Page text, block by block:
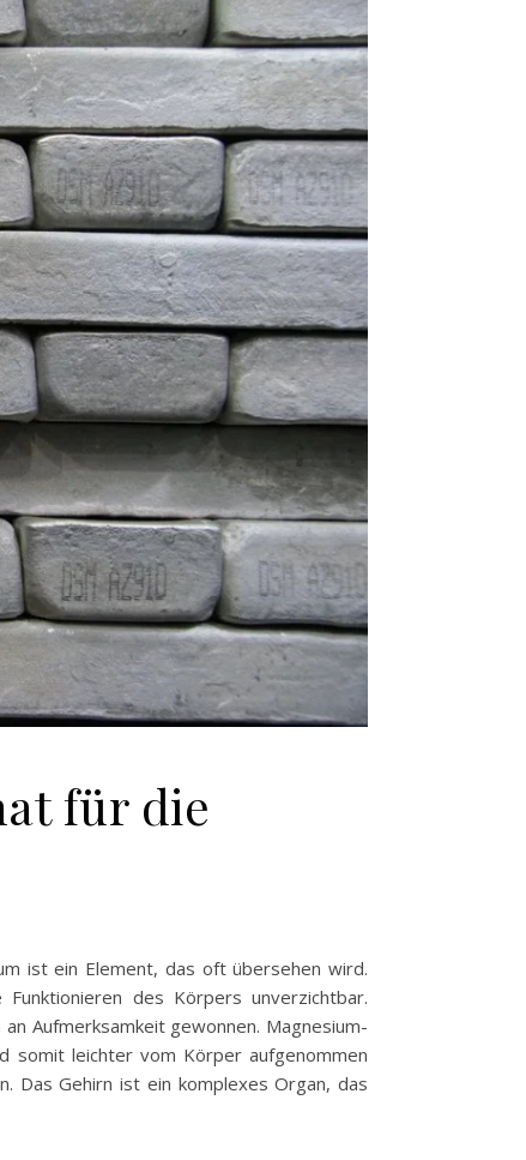
für die
ist ein Element, das oft übersehen wird.
des Körpers unverzichtbar.
Aufmerksamkeit gewonnen. Magnesium-
somit leichter vom Körper aufgenommen
Das Gehirn ist ein komplexes Organ, das